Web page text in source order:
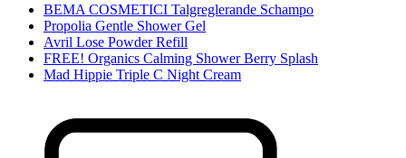
BEMA COSMETICI Talgreglerande Schampo
Propolia Gentle Shower Gel
Avril Lose Powder Refill
FREE! Organics Calming Shower Berry Splash
Mad Hippie Triple C Night Cream